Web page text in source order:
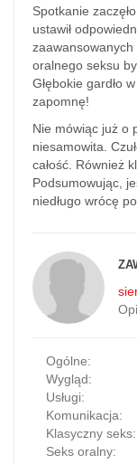
Spotkanie
ustawił
oralnego seksu
Głębokie gardło
zapomnę!
Nie mówiąc już o
niesamowita.
całość. Również
Podsumowując,
niedługo wrócę
Ogólne:
Wygląd:
Usługi:
Komunikacja:
Klasyczny seks:
Seks oralny: